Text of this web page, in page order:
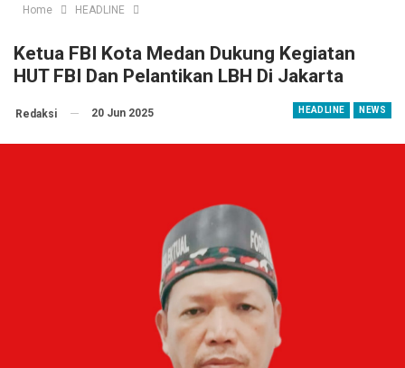
Home HEADLINE
Ketua FBI Kota Medan Dukung Kegiatan
HUT FBI Dan Pelantikan LBH Di Jakarta
HEADLINE NEWS
Redaksi 20 Jun 2025